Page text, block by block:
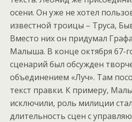
осени. Он уже не хотел
известной троицы – Труса,
Вместо них он придумал
Малыша. В конце октября 67-
сценарий был обсужден
объединением «Луч». Там
текст правки. К примеру,
исключили, роль милиции
длительность сцен с